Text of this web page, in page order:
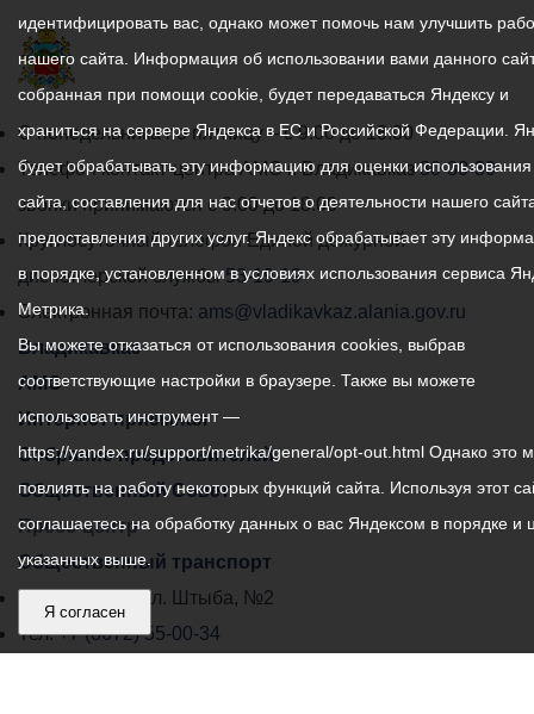
График
работы
администрации
местного
самоуправления
города
Владикавказ:
С понедельника по пятницу – с 9.00 до 18.00
Телефон контакт-центра АМС г. Владикавказ30-30-30
звонки принимаются с 9:00 до 18:00
Круглосуточный телефон Единой дежурной
диспетчерской службы53-19-19
Электронная почта: ams@vladikavkaz.alania.gov.ru
Владикавказ
АМС
Интернет приемная
Собрание представителей
Общественный Совет
Пресс-центр
Общественный транспорт
Владикавказ, пл. Штыба, №2
Тел:+7 (8672) 55-00-34
идентифицировать вас, однако может помочь нам улучшить
нашего сайта. Информация об использовании вами данного
собранная при помощи cookie, будет передаваться Яндексу и
храниться на сервере Яндекса в ЕС и Российской Федерации.
будет обрабатывать эту информацию для оценки
сайта, составления для нас отчетов о деятельности нашего
предоставления других услуг. Яндекс обрабатывает эту
в порядке, установленном в условиях использования сервиса
Метрика.
Вы можете отказаться от использования cookies, выбрав
соответствующие настройки в браузере. Также вы можете
использовать инструмент —
https://yandex.ru/support/metrika/general/opt-out.html Однако это
повлиять на работу некоторых функций сайта. Используя этот
соглашаетесь на обработку данных о вас Яндексом в порядке и
указанных выше.
Я согласен